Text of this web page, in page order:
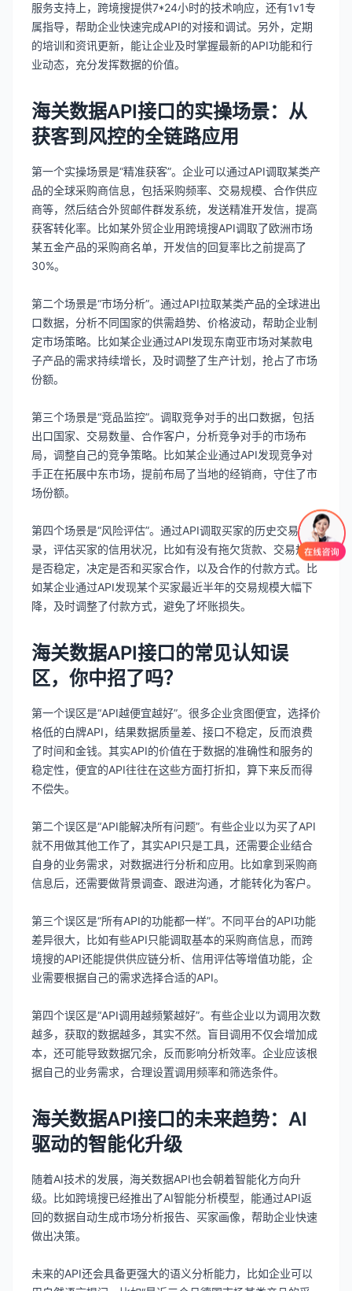
服务支持上，跨境搜提供7*24小时的技术响应，还有1v1专
属指导，帮助企业快速完成API的对接和调试。另外，定期
的培训和资讯更新，能让企业及时掌握最新的API功能和行
业动态，充分发挥数据的价值。
海关数据API接口的实操场景：从
获客到风控的全链路应用
第一个实操场景是“精准获客”。企业可以通过API调取某类产
品的全球采购商信息，包括采购频率、交易规模、合作供应
商等，然后结合外贸邮件群发系统，发送精准开发信，提高
获客转化率。比如某外贸企业用跨境搜API调取了欧洲市场
某五金产品的采购商名单，开发信的回复率比之前提高了
30%。
第二个场景是“市场分析”。通过API拉取某类产品的全球进出
口数据，分析不同国家的供需趋势、价格波动，帮助企业制
定市场策略。比如某企业通过API发现东南亚市场对某款电
子产品的需求持续增长，及时调整了生产计划，抢占了市场
份额。
第三个场景是“竞品监控”。调取竞争对手的出口数据，包括
出口国家、交易数量、合作客户，分析竞争对手的市场布
局，调整自己的竞争策略。比如某企业通过API发现竞争对
手正在拓展中东市场，提前布局了当地的经销商，守住了市
场份额。
第四个场景是“风险评估”。通过API调取买家的历史交易记
录，评估买家的信用状况，比如有没有拖欠货款、交易规模
是否稳定，决定是否和买家合作，以及合作的付款方式。比
如某企业通过API发现某个买家最近半年的交易规模大幅下
降，及时调整了付款方式，避免了坏账损失。
海关数据API接口的常见认知误
区，你中招了吗？
第一个误区是“API越便宜越好”。很多企业贪图便宜，选择价
格低的白牌API，结果数据质量差、接口不稳定，反而浪费
了时间和金钱。其实API的价值在于数据的准确性和服务的
稳定性，便宜的API往往在这些方面打折扣，算下来反而得
不偿失。
第二个误区是“API能解决所有问题”。有些企业以为买了API
就不用做其他工作了，其实API只是工具，还需要企业结合
自身的业务需求，对数据进行分析和应用。比如拿到采购商
信息后，还需要做背景调查、跟进沟通，才能转化为客户。
第三个误区是“所有API的功能都一样”。不同平台的API功能
差异很大，比如有些API只能调取基本的采购商信息，而跨
境搜的API还能提供供应链分析、信用评估等增值功能，企
业需要根据自己的需求选择合适的API。
第四个误区是“API调用越频繁越好”。有些企业以为调用次数
越多，获取的数据越多，其实不然。盲目调用不仅会增加成
本，还可能导致数据冗余，反而影响分析效率。企业应该根
据自己的业务需求，合理设置调用频率和筛选条件。
海关数据API接口的未来趋势：AI
驱动的智能化升级
随着AI技术的发展，海关数据API也会朝着智能化方向升
级。比如跨境搜已经推出了AI智能分析模型，能通过API返
回的数据自动生成市场分析报告、买家画像，帮助企业快速
做出决策。
未来的API还会具备更强大的语义分析能力，比如企业可以